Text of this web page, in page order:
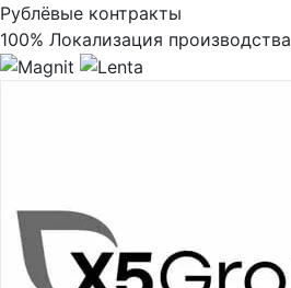
Рублёвые контракты
100% Локализация производства